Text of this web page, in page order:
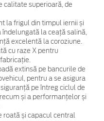
calitate superioară, de
la frigul din timpul iernii și
la ceață salină,
excelentă la coroziune.
cu raze X pentru
extinsă pe bancurile de
pentru a se asigura
pe întreg ciclul de
și a performanțelor și
și capacul central